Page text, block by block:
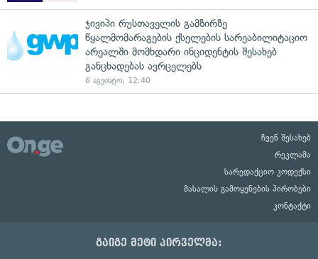
ჯივიპი რუსთაველის გამზირზე
წყალმომარაგების ქსელების სარეაბილიტაციო
არეალში მომხდარი ინციდენტის შესახებ
განცხადებას ავრცელებს
6 აგვისტო, 12:40
ჩვენ შესახებ
რეკლამა
სარედაქციო კოდექსი
მასალის გამოყენების პირობები
კონტაქტი
გაიგე მეტი პირველმა: